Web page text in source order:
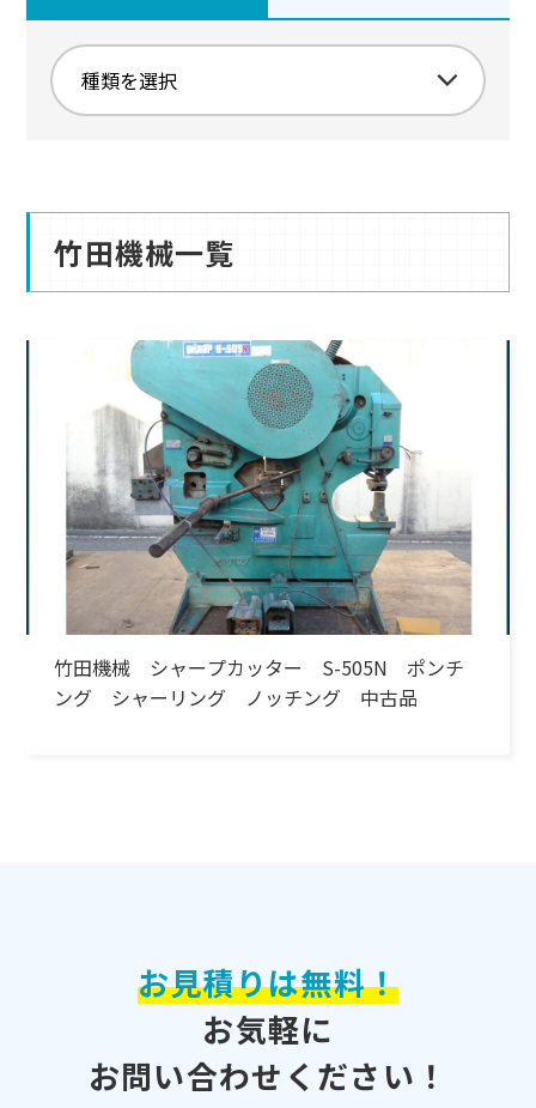
竹田機械一覧
竹田機械 シャープカッター S-505N ポンチ
ング シャーリング ノッチング 中古品
お見積りは無料！
お気軽に
お問い合わせください！